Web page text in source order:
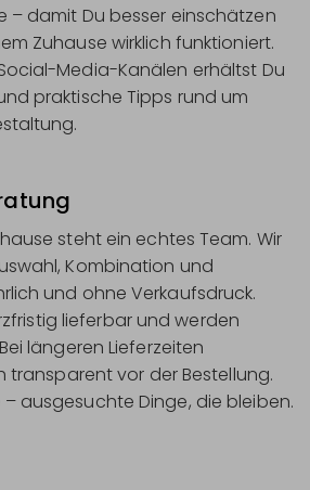
– damit Du besser einschätzen
Zuhause wirklich funktioniert.
Media-Kanälen erhältst Du
praktische Tipps rund um
steht ein echtes Team. Wir
Kombination und
und ohne Verkaufsdruck.
lieferbar und werden
längeren Lieferzeiten
transparent vor der Bestellung.
ausgesuchte Dinge, die bleiben.